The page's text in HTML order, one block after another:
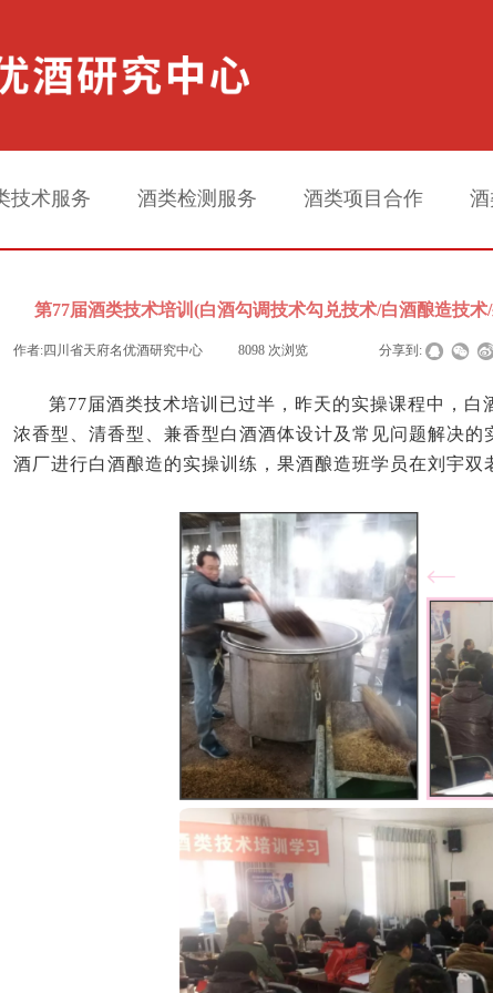
技术服务 酒类检测服务 酒类项目合作
第77届酒类技术培训​(白酒勾调技术勾兑技术/白酒酿造技
作者:四川省天府名优酒研究中心 8098 次浏览 分享到:
第77届酒类技术培训已过半，昨天的实操课程中，
浓香型、清香型、兼香型白酒酒体设计及常见问题解决
酒厂进行白酒酿造的实操训练，果酒酿造班学员在刘宇双